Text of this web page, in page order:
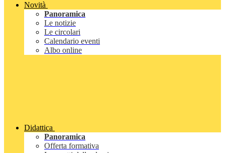
Novità
Panoramica
Le notizie
Le circolari
Calendario eventi
Albo online
Didattica
Panoramica
Offerta formativa